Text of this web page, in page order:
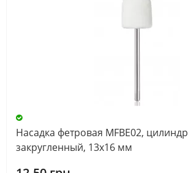
Насадка фетровая MFBE02, цилиндр
закругленный, 13х16 мм